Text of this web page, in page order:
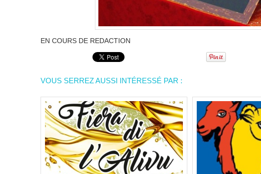
EN COURS DE REDACTION
VOUS SERREZ AUSSI INTÉRESSÉ PAR :